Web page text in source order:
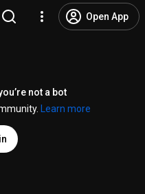
Open App
not a bot
Learn more